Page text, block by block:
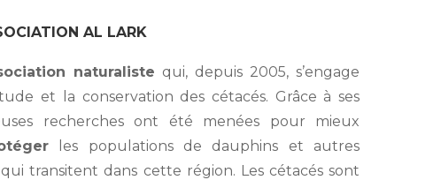
AL LARK
naturaliste qui, depuis 2005, s’engage
et la conservation des cétacés. Grâce à ses
recherches ont été menées pour mieux
les populations de dauphins et autres
transitent dans cette région. Les cétacés sont